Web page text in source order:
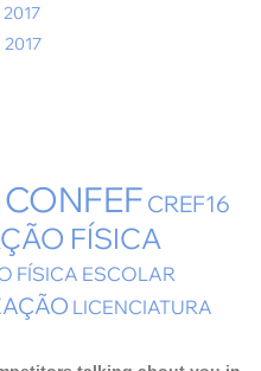
CONFEF CREF16
FÍSICA
FÍSICA ESCOLAR
LICENCIATURA